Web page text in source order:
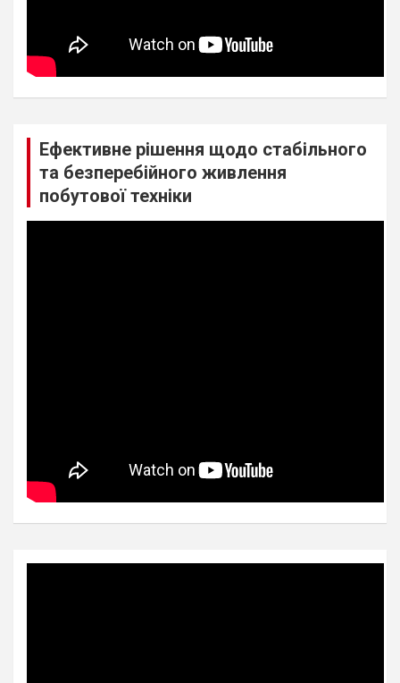
Ефективне рішення щодо стабільного
та безперебійного живлення
побутової техніки